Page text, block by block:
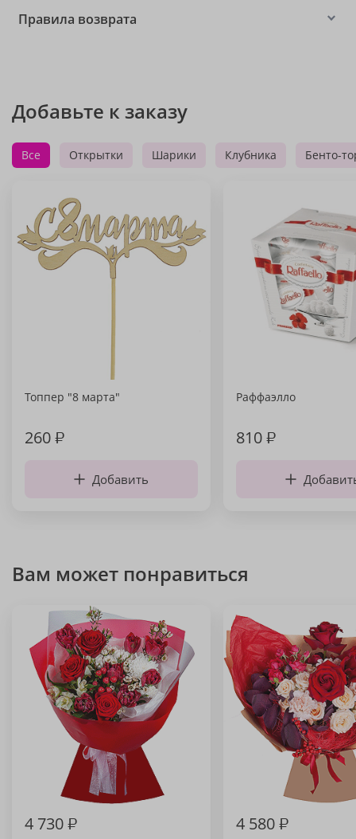
Правила возврата
Добавьте к заказу
Все Открытки Шарики Клубника Бенто-
Топпер "8 марта"
260₽
Добавить
Раффаэлло
810₽
Вам может понравиться
4 730₽ 4 580₽